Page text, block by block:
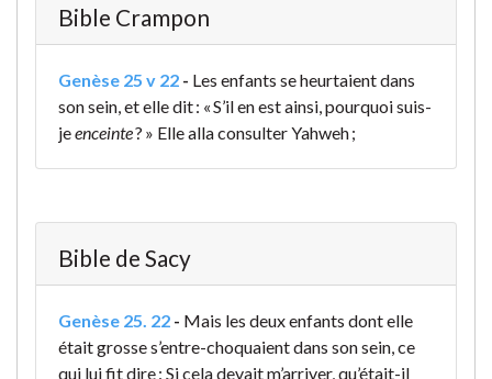
Bible Crampon
Genèse 25 v 22 - Les enfants se heurtaient dans
son sein, et elle dit : « S’il en est ainsi, pourquoi suis-
jeenceinte? » Elle alla consulter Yahweh ;
Bible de Sacy
Genèse 25. 22 - Mais les deux enfants dont elle
était grosse s’entre-choquaient dans son sein, ce
qui lui fit dire : Si cela devait m’arriver, qu’était-il